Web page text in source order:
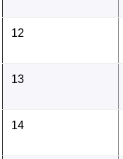
12
13
14